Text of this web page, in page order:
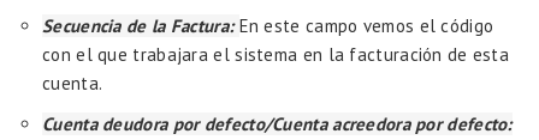
Secuencia de la Factura: En este campo vemos el código
con el que trabajara el sistema en la facturación de esta
cuenta.
Cuenta deudora por defecto/Cuenta acreedora por defecto: